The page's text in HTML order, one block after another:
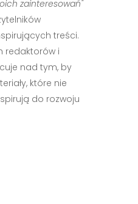
zainteresowań"
treści.
redaktorów i
nad tym, by
które nie
do rozwoju